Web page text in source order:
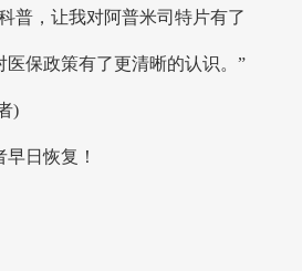
普，让我对阿普米司特片有了
医保政策有了更清晰的认识。”
)
日恢复！